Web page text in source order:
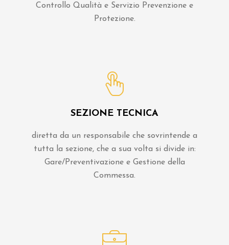
Controllo Qualità e Servizio Prevenzione e
Protezione.
SEZIONE TECNICA
diretta da un responsabile che sovrintende a
tutta la sezione, che a sua volta si divide in:
Gare/Preventivazione e Gestione della
Commessa.